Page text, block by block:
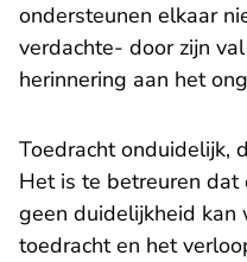
ondersteunen elkaar
verdachte- door zijn
herinnering aan het
Toedracht onduidelijk,
Het is te betreuren
geen duidelijkheid kan
toedracht en het